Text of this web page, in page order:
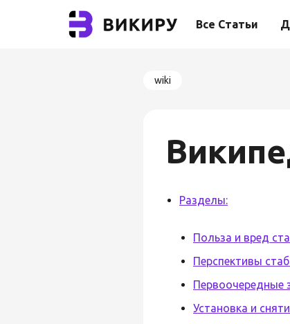
Все Статьи
wiki
Разделы:
Польза и вред
Перспективы
Первоочередные
Установка и